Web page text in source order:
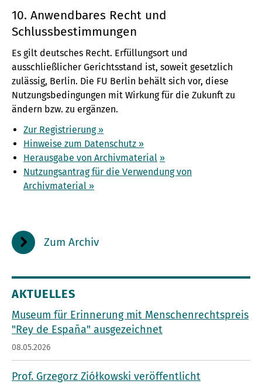
10. Anwendbares Recht und
Schlussbestimmungen
Es gilt deutsches Recht. Erfüllungsort und
ausschließlicher Gerichtsstand ist, soweit gesetzlich
zulässig, Berlin. Die FU Berlin behält sich vor, diese
Nutzungsbedingungen mit Wirkung für die Zukunft zu
ändern bzw. zu ergänzen.
Zur Registrierung »
Hinweise zum Datenschutz »
Herausgabe von Archivmaterial »
Nutzungsantrag für die Verwendung von
Archivmaterial »
Zum Archiv
AKTUELLES
Museum für Erinnerung mit Menschenrechtspreis
"Rey de España" ausgezeichnet
08.05.2026
Prof. Grzegorz Ziółkowski veröffentlicht